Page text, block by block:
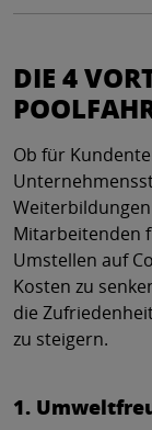
DIE 4
Ob für
Mitarbeitenden
Umstellen auf
Kosten zu
die
zu steigern.
1.